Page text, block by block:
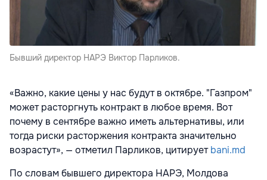
Бывший директор НАРЭ Виктор Парликов.
«Важно, какие цены у нас будут в октябре. "Газпром"
может расторгнуть контракт в любое время. Вот
почему в сентябре важно иметь альтернативы, или
тогда риски расторжения контракта значительно
возрастут», — отметил Парликов, цитируетbani.md
По словам бывшего директора НАРЭ, Молдова